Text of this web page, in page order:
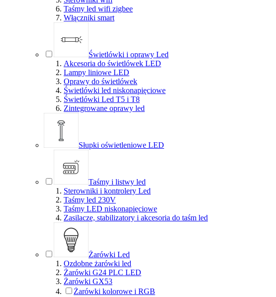
Taśmy led wifi zigbee
Włączniki smart
Świetlówki i oprawy Led
Akcesoria do świetlówek LED
Lampy liniowe LED
Oprawy do świetlówek
Świetlówki led niskonapięciowe
Świetlówki Led T5 i T8
Zintegrowane oprawy led
Słupki oświetleniowe LED
Taśmy i listwy led
Sterowniki i kontrolery Led
Taśmy led 230V
Taśmy LED niskonapięciowe
Zasilacze, stabilizatory i akcesoria do taśm led
Żarówki Led
Ozdobne żarówki led
Żarówki G24 PLC LED
Żarówki GX53
Żarówki kolorowe i RGB